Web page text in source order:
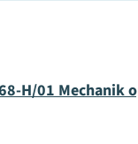
H/01 Mechanik